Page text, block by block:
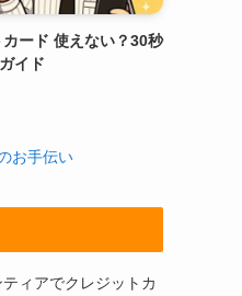
ード 使えない？30秒
イド
お手伝い
ィアでクレジットカ